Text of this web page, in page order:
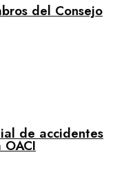
del Consejo
de accidentes